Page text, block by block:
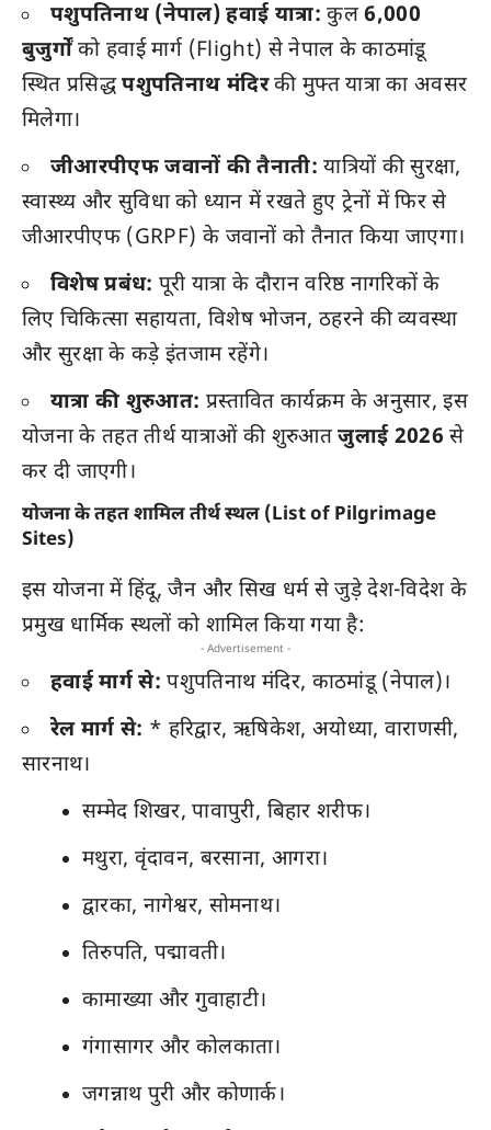
पशुपतिनाथ (नेपाल) हवाई यात्रा: कुल6,000
बुजुर्गोंको हवाई मार्ग (Flight) से नेपाल के काठमांडू
स्थित प्रसिद्धपशुपतिनाथ मंदिरकी मुफ्त यात्रा का अवसर
मिलेगा।
जीआरपीएफ जवानों की तैनाती: यात्रियों की सुरक्षा,
स्वास्थ्य और सुविधा को ध्यान में रखते हुए ट्रेनों में फिर से
जीआरपीएफ (GRPF) के जवानों को तैनात किया जाएगा।
विशेष प्रबंध: पूरी यात्रा के दौरान वरिष्ठ नागरिकों के
लिए चिकित्सा सहायता, विशेष भोजन, ठहरने की व्यवस्था
और सुरक्षा के कड़े इंतजाम रहेंगे।
यात्रा की शुरुआत: प्रस्तावित कार्यक्रम के अनुसार, इस
योजना के तहत तीर्थ यात्राओं की शुरुआतजुलाई 2026 से
कर दी जाएगी।
योजना के तहत शामिल तीर्थ स्थल (List of Pilgrimage
Sites)
इस योजना में हिंदू, जैन और सिख धर्म से जुड़े देश-विदेश के
प्रमुख धार्मिक स्थलों को शामिल किया गया है:
- Advertisement -
हवाई मार्ग से: पशुपतिनाथ मंदिर, काठमांडू (नेपाल)।
रेल मार्ग से: * हरिद्वार, ऋषिकेश, अयोध्या, वाराणसी,
सारनाथ।
सम्मेद शिखर, पावापुरी, बिहार शरीफ।
मथुरा, वृंदावन, बरसाना, आगरा।
द्वारका, नागेश्वर, सोमनाथ।
तिरुपति, पद्मावती।
कामाख्या और गुवाहाटी।
गंगासागर और कोलकाता।
जगन्नाथ पुरी और कोणार्क।